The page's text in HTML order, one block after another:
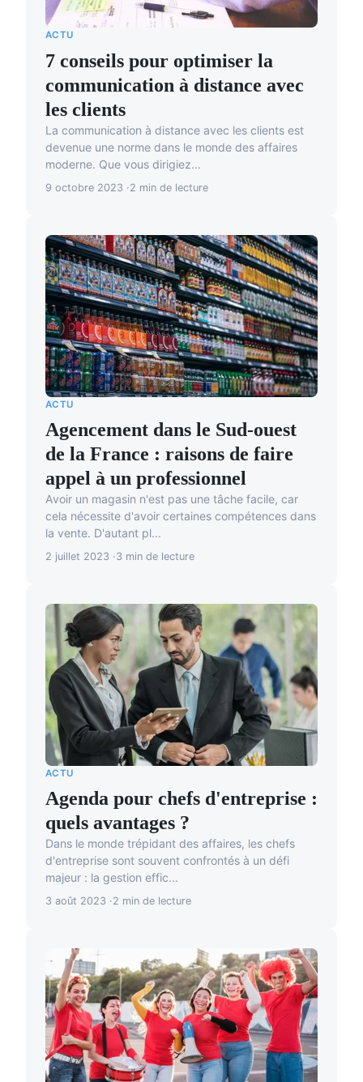
ACTU
7 conseils pour optimiser la
communication à distance avec
les clients
La communication à distance avec les clients est
devenue une norme dans le monde des affaires
moderne. Que vous dirigiez...
9 octobre 2023 2 min de lecture
ACTU
Agencement dans le Sud-ouest
de la France : raisons de faire
appel à un professionnel
Avoir un magasin n'est pas une tâche facile, car
cela nécessite d'avoir certaines compétences dans
la vente. D'autant pl...
2 juillet 2023 3 min de lecture
ACTU
Agenda pour chefs d'entreprise :
quels avantages ?
Dans le monde trépidant des affaires, les chefs
d'entreprise sont souvent confrontés à un défi
majeur : la gestion effic...
3 août 2023 2 min de lecture